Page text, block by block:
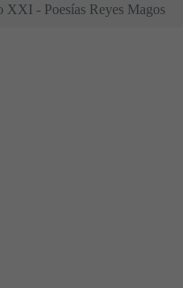
XXI - Poesías Reyes Magos